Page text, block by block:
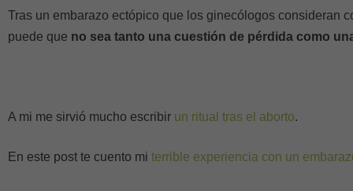
Tras un embarazo ectópico que los ginecólogos consideran
puede que no sea tanto una cuestión de pérdida como
A mi me sirvió mucho escribir un ritual tras el aborto.
En este post te cuento mi terrible experiencia con un